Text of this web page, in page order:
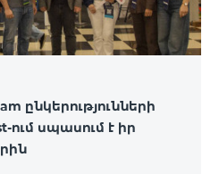
ընկերությունների
ում սպասում է իր